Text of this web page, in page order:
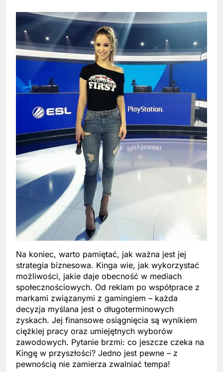
Na koniec, warto pamiętać, jak ważna jest jej
strategia biznesowa. Kinga wie, jak wykorzystać
możliwości, jakie daje obecność w mediach
społecznościowych. Od reklam po współprace z
markami związanymi z gamingiem – każda
decyzja myślana jest o długoterminowych
zyskach. Jej finansowe osiągnięcia są wynikiem
ciężkiej pracy oraz umiejętnych wyborów
zawodowych. Pytanie brzmi: co jeszcze czeka na
Kingę w przyszłości? Jedno jest pewne – z
pewnością nie zamierza zwalniać tempa!